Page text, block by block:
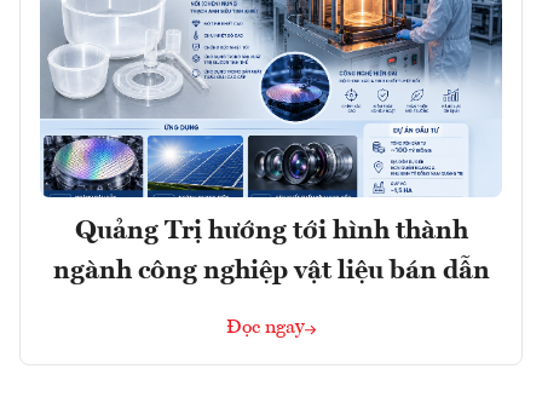
Quảng Trị hướng tới hình thành
ngành công nghiệp vật liệu bán dẫn
Đọc ngay